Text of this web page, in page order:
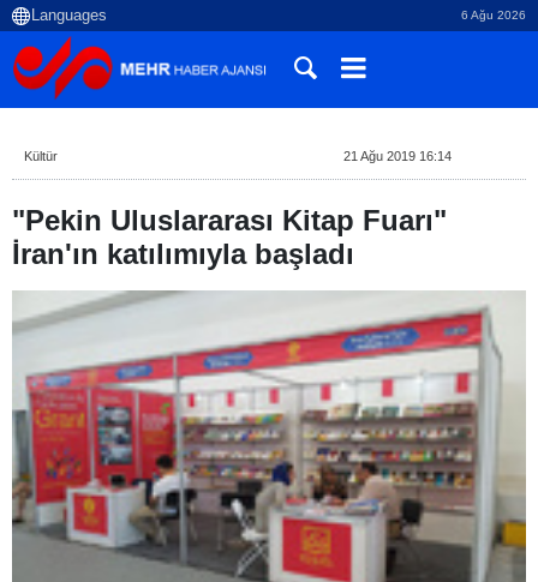
6 Ağu 2026
Kültür 21 Ağu 2019 16:14
"Pekin Uluslararası Kitap Fuarı"
İran'ın katılımıyla başladı